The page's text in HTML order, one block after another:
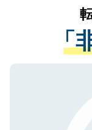
は、個
管理基
る、プ
で、機
かがい
経験を
させて
ない方
ので、ま
「